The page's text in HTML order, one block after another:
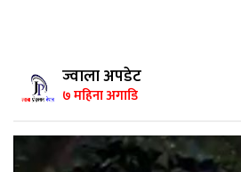
ज्वाला अपडेट
७ महिना अगाडि